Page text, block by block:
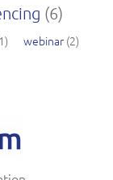
(6)
webinar (2)